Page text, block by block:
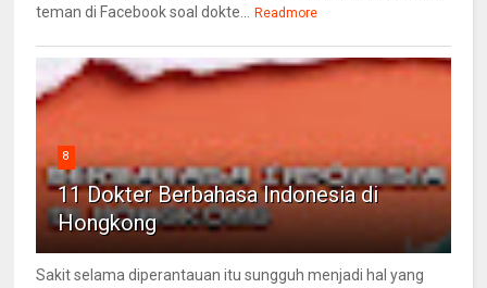
teman di Facebook soal dokte... Readmore
8
11 Dokter Berbahasa Indonesia di
Hongkong
Sakit selama diperantauan itu sungguh menjadi hal yang